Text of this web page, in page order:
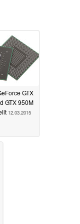
GTX
GTX 950M
12.03.2015